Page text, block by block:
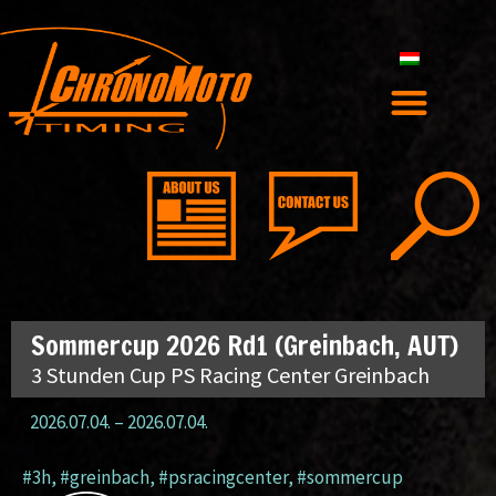
Sommercup 2026 Rd1 (Greinbach, AUT)
3 Stunden Cup PS Racing Center Greinbach
2026.07.04. – 2026.07.04.
#3h, #greinbach, #psracingcenter, #sommercup